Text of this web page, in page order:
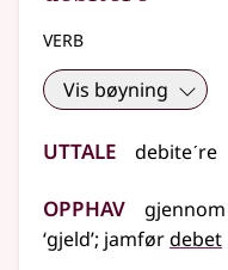
verb
Vis bøyning
Uttale debiteˊre
Opphav gjennom
‘gjeld’; jamførdebet